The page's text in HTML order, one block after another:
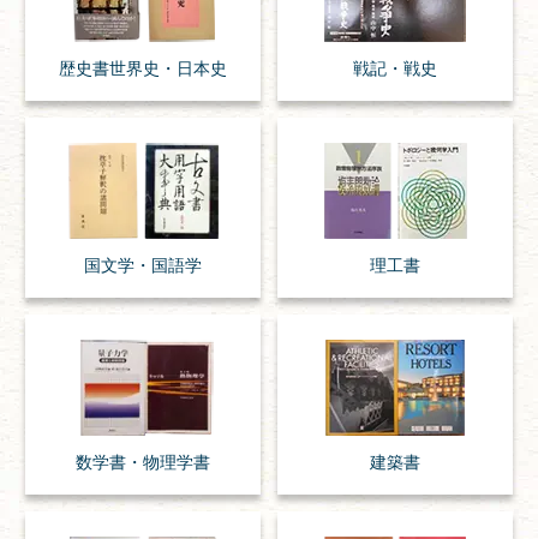
歴史書世界史・ 日本史 戦記・戦史
国文学・ 国語学 理工書
数学書・ 物理学書 建築書